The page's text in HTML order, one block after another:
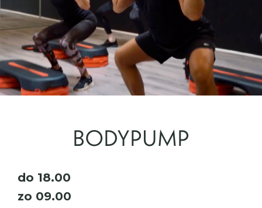
BODYPUMP
do 18.00
zo 09.00